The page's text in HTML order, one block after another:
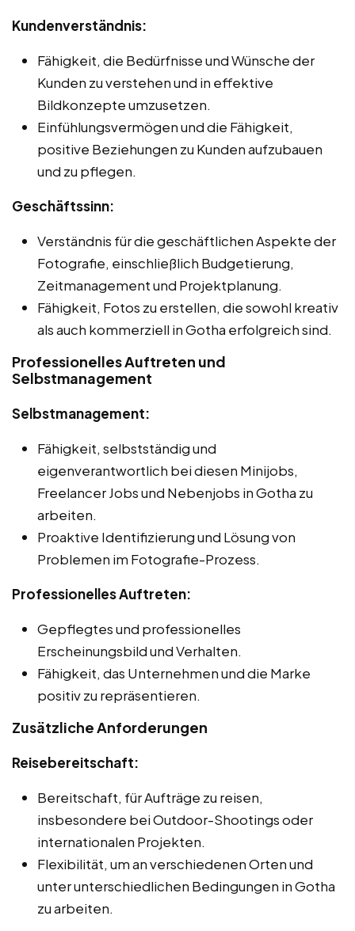
Kundenverständnis:
Fähigkeit, die Bedürfnisse und Wünsche der
Kunden zu verstehen und in effektive
Bildkonzepte umzusetzen.
Einfühlungsvermögen und die Fähigkeit,
positive Beziehungen zu Kunden aufzubauen
und zu pflegen.
Geschäftssinn:
Verständnis für die geschäftlichen Aspekte der
Fotografie, einschließlich Budgetierung,
Zeitmanagement und Projektplanung.
Fähigkeit, Fotos zu erstellen, die sowohl kreativ
als auch kommerziell in Gotha erfolgreich sind.
Professionelles Auftreten und
Selbstmanagement
Selbstmanagement:
Fähigkeit, selbstständig und
eigenverantwortlich bei diesen Minijobs,
Freelancer Jobs und Nebenjobs in Gotha zu
arbeiten.
Proaktive Identifizierung und Lösung von
Problemen im Fotografie-Prozess.
Professionelles Auftreten:
Gepflegtes und professionelles
Erscheinungsbild und Verhalten.
Fähigkeit, das Unternehmen und die Marke
positiv zu repräsentieren.
Zusätzliche Anforderungen
Reisebereitschaft:
Bereitschaft, für Aufträge zu reisen,
insbesondere bei Outdoor-Shootings oder
internationalen Projekten.
Flexibilität, um an verschiedenen Orten und
unter unterschiedlichen Bedingungen in Gotha
zu arbeiten.